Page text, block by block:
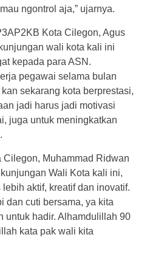
ngontrol aja,” ujarnya.
Kota Cilegon, Agus
wali kota kali ini
kepada para ASN.
pegawai selama bulan
sekarang kota berprestasi,
jadi harus jadi motivasi
juga untuk meningkatkan
Muhammad Ridwan
Wali Kota kali ini,
aktif, kreatif dan inovatif.
dan cuti bersama, ya kita
untuk hadir. Alhamdulillah 90
kata pak wali kita